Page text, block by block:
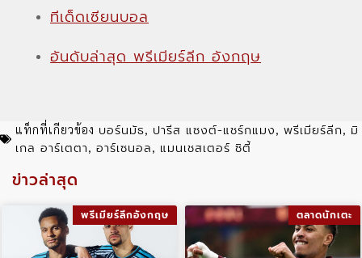
ทีเด็ดเซียนบอล
อันดับล่าสุด พรีเมียร์ลีก อังกฤษ
แท็กที่เกียวข้อง บอร์นมัธ, ปารีส แซงต์-แชร์กแมง, พรีเมียร์ลีก, มิ
เกล อาร์เตตา, อาร์เซนอล, แมนเชสเตอร์ ซิตี้
ข่าวล่าสุด
พรีเมียร์ลีกอังกฤษ ตลาดนักเตะ